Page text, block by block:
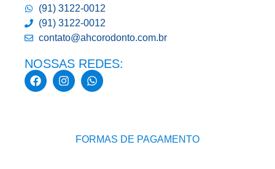
(91) 3122-0012
(91) 3122-0012
contato@ahcorodonto.com.br
NOSSAS REDES:
FORMAS DE PAGAMENTO